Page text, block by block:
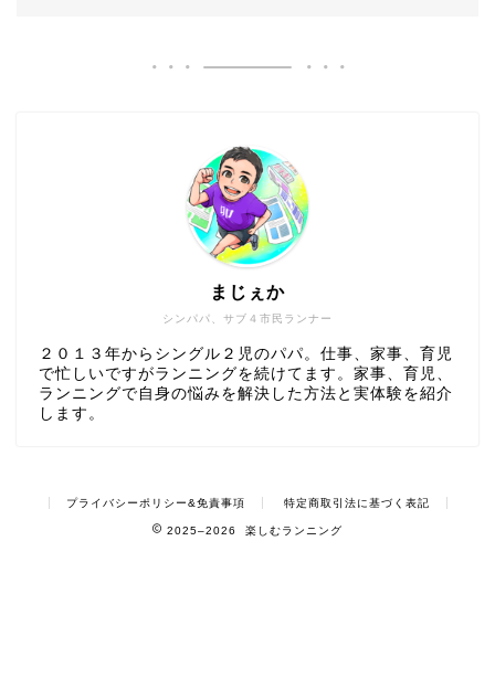
シンパパ、サブ４市民ランナー
まじぇか
２０１３年からシングル２児のパパ。仕事、家事、育児
で忙しいですがランニングを続けてます。家事、育児、
ランニングで自身の悩みを解決した方法と実体験を紹介
します。
プライバシーポリシー&免責事項 特定商取引法に基づく表記
2025–2026 楽しむランニング